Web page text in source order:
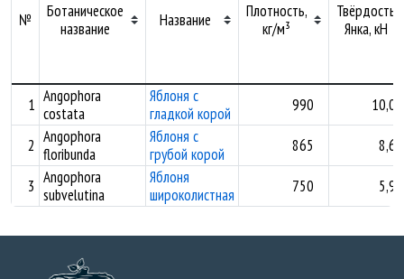
№
Ботаническое
название
Название
Плотность,
кг/м³
Твёрдость
Янка, кН
1 Angophora
costata
Яблоня с
гладкой корой
990 10,00
2 Angophora
floribunda
Яблоня с
грубой корой
865 8,60
3 Angophora
subvelutina
Яблоня
широколистная
750 5,93